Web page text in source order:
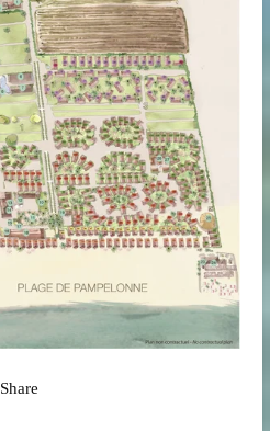
Share